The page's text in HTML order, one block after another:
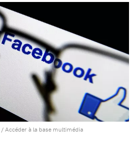
/ Accéder à la base multimédia